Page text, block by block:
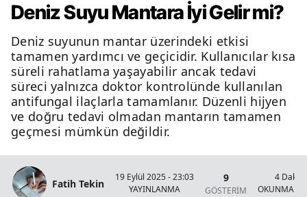
Deniz Suyu Mantara İyi Gelir mi?
Deniz suyunun mantar üzerindeki etkisi
tamamen yardımcı ve geçicidir. Kullanıcılar kısa
süreli rahatlama yaşayabilir ancak tedavi
süreci yalnızca doktor kontrolünde kullanılan
antifungal ilaçlarla tamamlanır. Düzenli hijyen
ve doğru tedavi olmadan mantarın tamamen
geçmesi mümkün değildir.
Fatih Tekin
19 Eylül 2025 - 23:03
YAYINLANMA
9
GÖSTERİM
4 Dakika
OKUNMA